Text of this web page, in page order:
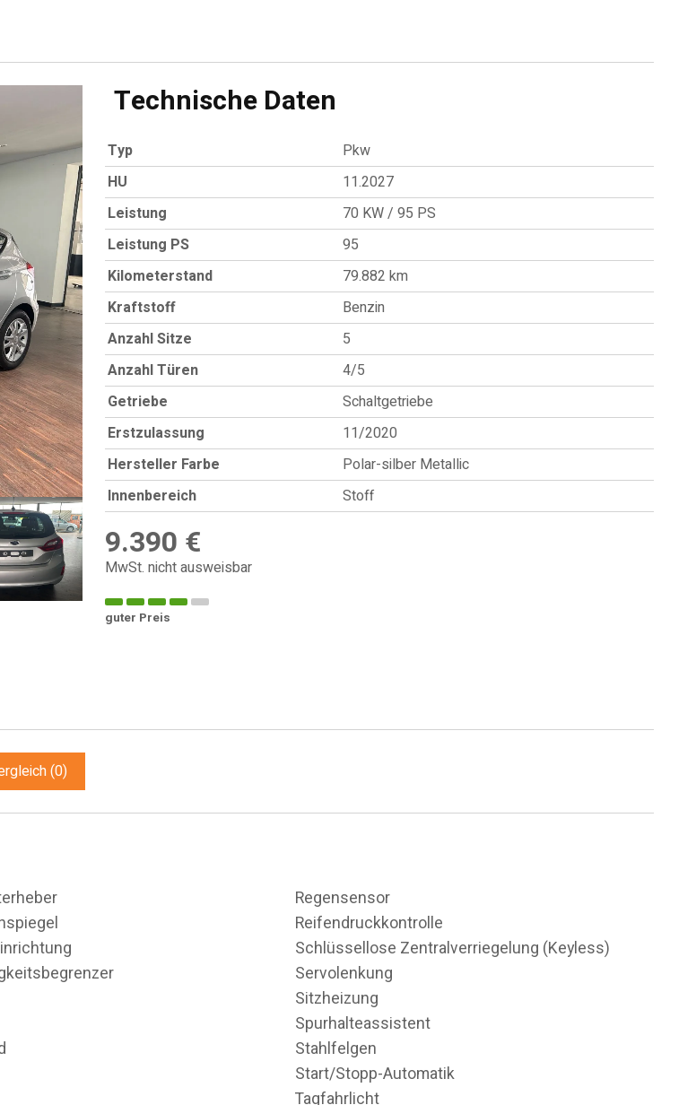
Technische Daten
Typ
Pkw
HU
11.2027
Leistung
70 KW / 95 PS
Leistung PS
95
Kilometerstand
79.882 km
Kraftstoff
Benzin
Anzahl Sitze
5
Anzahl Türen
4/5
Getriebe
Schaltgetriebe
Erstzulassung
11/2020
Hersteller Farbe
Polar-silber Metallic
Innenbereich
Stoff
9.390 €
MwSt. nicht ausweisbar
guter Preis
(0)
Regensensor
Reifendruckkontrolle
Schlüssellose Zentralverriegelung (Keyless)
Servolenkung
Sitzheizung
Spurhalteassistent
Stahlfelgen
Start/Stopp-Automatik
Tagfahrlicht